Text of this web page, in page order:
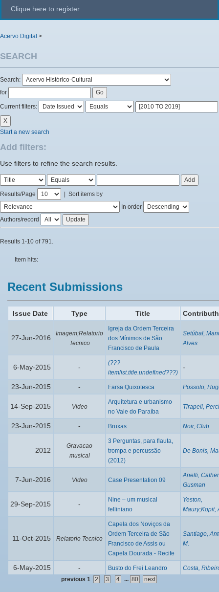
Clique here to register.
Acervo Digital >
SEARCH
Search:
for
Current filters:
Start a new search
Add filters:
Use filters to refine the search results.
Results/Page
Sort items by
In order
Authors/record
Results 1-10 of 791.
Item hits:
Recent Submissions
Issue Date Type Title
27-Jun-2016
Imagem;Relatorio
Tecnico
Igreja da Ordem Terceira
dos Mínimos de São
Francisco de Paula
Setúbal,
Alves
6-May-2015 -
(???
itemlist.title.undefined???)
-
23-Jun-2015 - Farsa Quixotesca Possolo,
14-Sep-2015 Video
Arquitetura e urbanismo
no Vale do Paraíba
Tirapeli,
23-Jun-2015 - Bruxas Noir, Club
2012
Gravacao
musical
3 Perguntas, para flauta,
trompa e percussão
(2012)
De Bonis,
7-Jun-2016 Video Case Presentation 09
Anelli,
Gusman
29-Sep-2015 -
Nine – um musical
felliniano
Yeston,
Maury;Kopit,
11-Oct-2015 Relatorio Tecnico
Capela dos Noviços da
Ordem Terceira de São
Francisco de Assis ou
Capela Dourada - Recife
Santiago,
M.
6-May-2015 - Busto do Frei Leandro
Costa,
previous 1 2 3 4 ... 80 next